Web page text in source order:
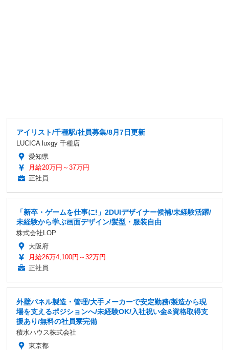
アイリスト/千種駅/社員募集/8月7日更新
LUCICA luxgy 千種店
愛知県
月給20万円～37万円
正社員
「新卒・ゲームを仕事に!」2DUIデザイナー候補/未経験活躍/
未経験から学ぶ画面デザイン/髪型・服装自由
株式会社LOP
大阪府
月給26万4,100円～32万円
正社員
外壁パネル製造・管理/大手メーカーで安定勤務/製造から現
場を支えるポジションへ/未経験OK/入社祝い金&資格取得支
援あり/無料の社員寮完備
積水ハウス株式会社
東京都